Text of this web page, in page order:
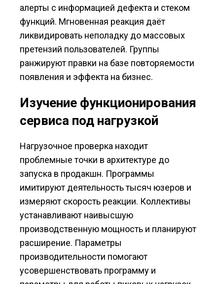
алерты с информацией дефекта и стеком
функций. Мгновенная реакция даёт
ликвидировать неполадку до массовых
претензий пользователей. Группы
ранжируют правки на базе повторяемости
появления и эффекта на бизнес.
Изучение функционирования
сервиса под нагрузкой
Нагрузочное проверка находит
проблемные точки в архитектуре до
запуска в продакшн. Программы
имитируют деятельность тысяч юзеров и
измеряют скорость реакции. Коллективы
устанавливают наивысшую
производственную мощность и планируют
расширение. Параметры
производительности помогают
усовершенствовать программу и